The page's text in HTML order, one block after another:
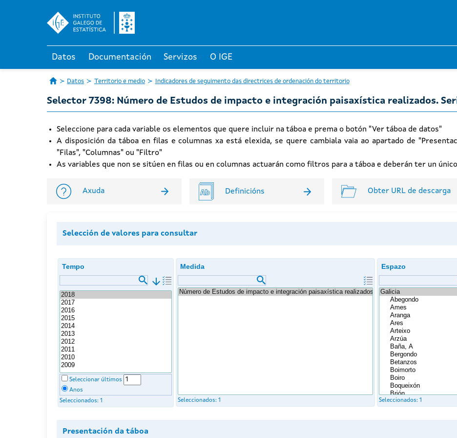
Datos Documentación Servizos O IGE
Datos Territorio e medio Indicadores de seguimento das directrices de ordenación do territorio
Selector 7398: Número de Estudos de impacto e integración paisaxística realizados.
Seleccione para cada variable os elementos que quere incluir na táboa e prema o botón "Ver táboa de datos"
A disposición da táboa en filas e columnas xa está elexida, se quere cambiala vaia ao apartado de
"Filas", "Columnas" ou "Filtro"
As variables que non se sitúen en filas ou en columnas actuarán como filtros para a táboa e deberán ter un
Axuda Definicións Obter URL de descarga
Selección de valores para consultar
Tempo
arrow_downward
Seleccionar últimos
Anos
Seleccionados: 1
Medida
Seleccionados: 1
Espazo
Seleccionados: 1
Presentación da táboa